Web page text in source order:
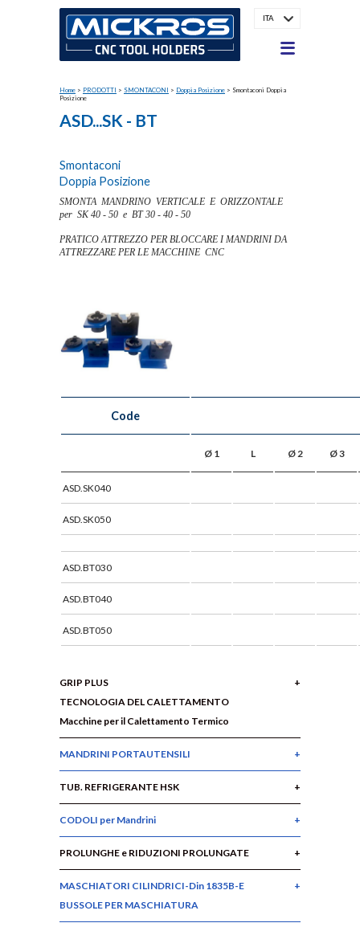
ITA
Home > PRODOTTI > SMONTACONI > Doppia Posizione > Smontaconi Doppia
Posizione
ASD...SK - BT
Smontaconi
Doppia Posizione
SMONTA MANDRINO VERTICALE E ORIZZONTALE
per SK 40 - 50 e BT 30 - 40 - 50
PRATICO ATTREZZO PER BLOCCARE I MANDRINI DA
ATTREZZARE PER LE MACCHINE CNC
Code
Ø 1 L Ø 2 Ø 3
ASD.SK040
ASD.SK050
ASD.BT030
ASD.BT040
ASD.BT050
GRIP PLUS
TECNOLOGIA DEL CALETTAMENTO
Macchine per il Calettamento Termico
MANDRINI PORTAUTENSILI
TUB. REFRIGERANTE HSK
CODOLI per Mandrini
PROLUNGHE e RIDUZIONI PROLUNGATE
MASCHIATORI CILINDRICI-Din 1835B-E
BUSSOLE PER MASCHIATURA